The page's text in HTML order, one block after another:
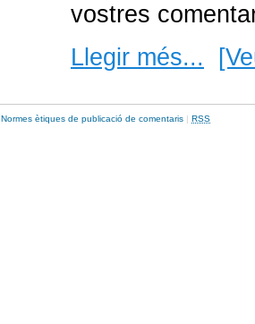
vostres
Llegir més...
Normes ètiques de publicació de comentaris | RSS